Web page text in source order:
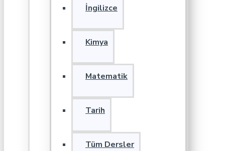
İngilizce
Kimya
Matematik
Tarih
Tüm Dersler